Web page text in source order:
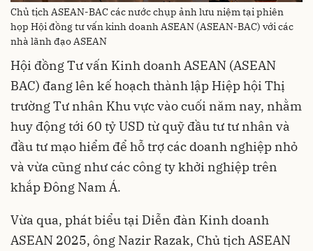
Chủ tịch ASEAN-BAC các nước chụp ảnh lưu niệm tại phiên
họp Hội đồng tư vấn kinh doanh ASEAN (ASEAN-BAC) với các
nhà lãnh đạo ASEAN
Hội đồng Tư vấn Kinh doanh ASEAN (ASEAN
BAC) đang lên kế hoạch thành lập Hiệp hội Thị
trường Tư nhân Khu vực vào cuối năm nay, nhằm
huy động tới 60 tỷ USD từ quỹ đầu tư tư nhân và
đầu tư mạo hiểm để hỗ trợ các doanh nghiệp nhỏ
và vừa cũng như các công ty khởi nghiệp trên
khắp Đông Nam Á.
Vừa qua, phát biểu tại Diễn đàn Kinh doanh
ASEAN 2025, ông Nazir Razak, Chủ tịch ASEAN